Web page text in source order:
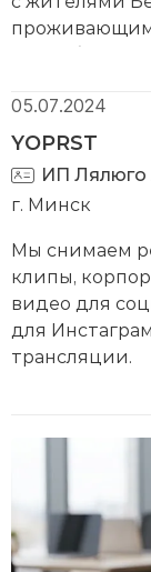
подробные
отношение к
05.07.2024
YOPRST
ИП Лялюго
г. Минск
Мы снимаем
клипы,
видео для
для
трансляции.